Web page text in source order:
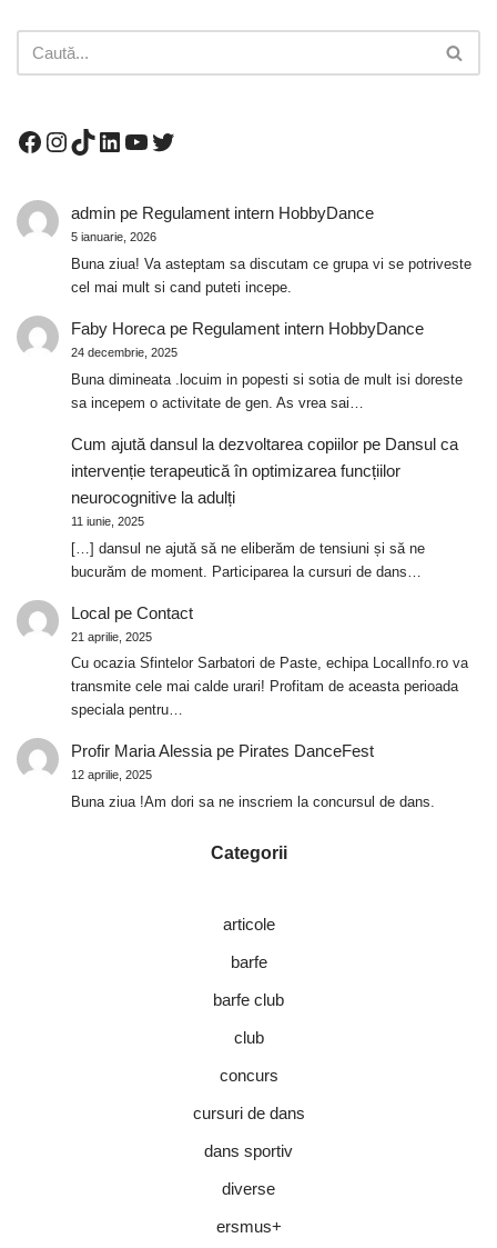
adminpe Regulament intern HobbyDance
5 ianuarie, 2026
Buna ziua! Va asteptam sa discutam ce grupa vi se potriveste
cel mai mult si cand puteti incepe.
Faby Horecape Regulament intern HobbyDance
24 decembrie, 2025
Buna dimineata .locuim in popesti si sotia de mult isi doreste
sa incepem o activitate de gen. As vrea sai…
Cum ajută dansul la dezvoltarea copiilorpe Dansul ca
intervenție terapeutică în optimizarea funcțiilor
neurocognitive la adulți
11 iunie, 2025
[…] dansul ne ajută să ne eliberăm de tensiuni și să ne
bucurăm de moment. Participarea la cursuri de dans…
Localpe Contact
21 aprilie, 2025
Cu ocazia Sfintelor Sarbatori de Paste, echipa LocalInfo.ro va
transmite cele mai calde urari! Profitam de aceasta perioada
speciala pentru…
Profir Maria Alessiape Pirates DanceFest
12 aprilie, 2025
Buna ziua !Am dori sa ne inscriem la concursul de dans.
Categorii
articole
barfe
barfe club
club
concurs
cursuri de dans
dans sportiv
diverse
ersmus+